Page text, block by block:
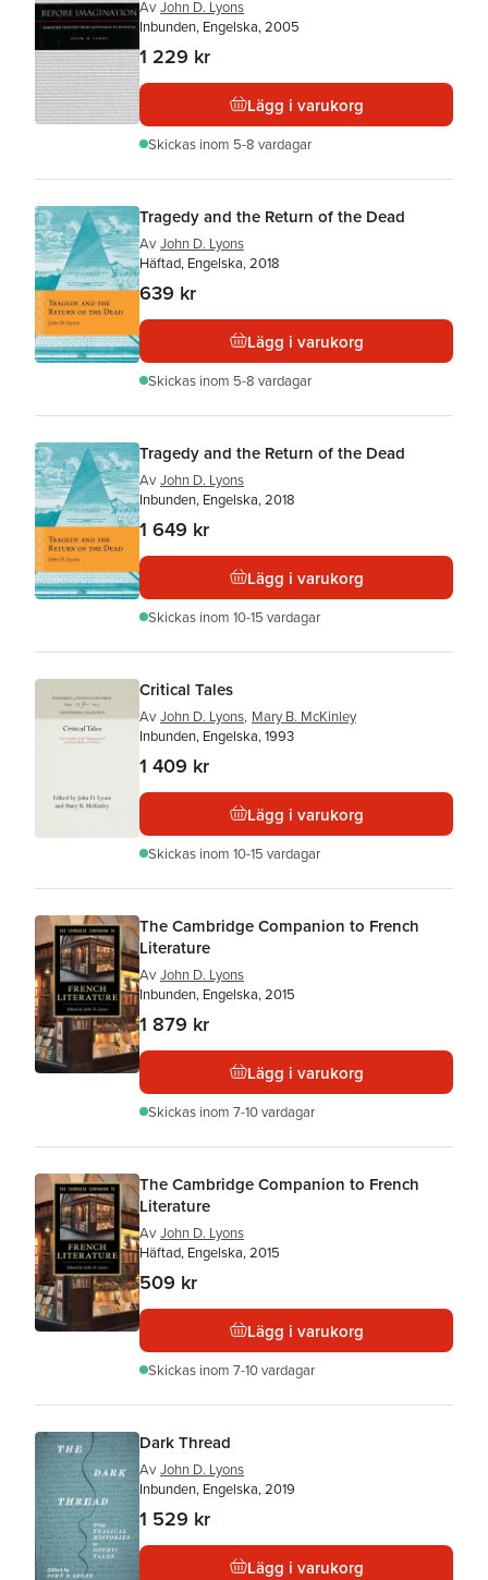
Av John D. Lyons
Inbunden, Engelska, 2005
1 229 kr
Lägg i varukorg
Skickas inom 5-8 vardagar
Tragedy and the Return of the Dead
Av John D. Lyons
Häftad, Engelska, 2018
639 kr
Lägg i varukorg
Skickas inom 5-8 vardagar
Tragedy and the Return of the Dead
Av John D. Lyons
Inbunden, Engelska, 2018
1 649 kr
Lägg i varukorg
Skickas inom 10-15 vardagar
Critical Tales
Av John D. Lyons, Mary B. McKinley
Inbunden, Engelska, 1993
1 409 kr
Lägg i varukorg
Skickas inom 10-15 vardagar
The Cambridge Companion to French
Literature
Av John D. Lyons
Inbunden, Engelska, 2015
1 879 kr
Lägg i varukorg
Skickas inom 7-10 vardagar
The Cambridge Companion to French
Literature
Av John D. Lyons
Häftad, Engelska, 2015
509 kr
Lägg i varukorg
Skickas inom 7-10 vardagar
Dark Thread
Av John D. Lyons
Inbunden, Engelska, 2019
1 529 kr
Lägg i varukorg